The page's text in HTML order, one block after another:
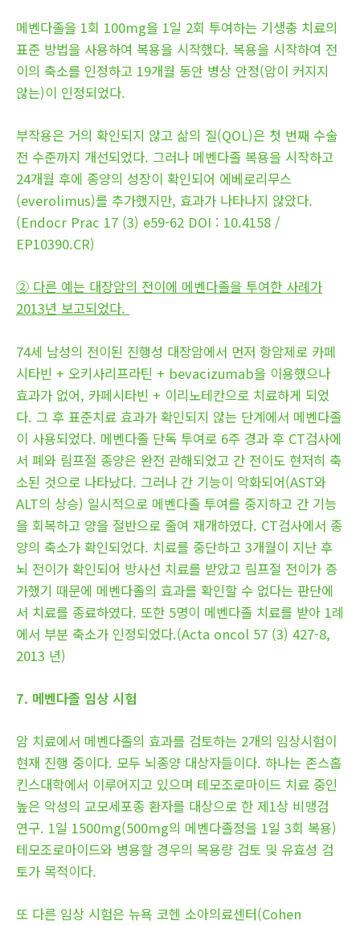
메벤다졸을 1회 100mg을 1일 2회 투여하는 기생충 치료의
표준 방법을 사용하여 복용을 시작했다. 복용을 시작하여 전
이의 축소를 인정하고 19개월 동안 병상 안정(암이 커지지
않는)이 인정되었다.
부작용은 거의 확인되지 않고 삶의 질(QOL)은 첫 번째 수술
전 수준까지 개선되었다. 그러나 메벤다졸 복용을 시작하고
24개월 후에 종양의 성장이 확인되어 에베로리무스
(everolimus)를 추가했지만, 효과가 나타나지 않았다.
(Endocr Prac 17 (3) e59-62 DOI : 10.4158 /
EP10390.CR)
② 다른 예는 대장암의 전이에 메벤다졸을 투여한 사례가
2013년 보고되었다.
74세 남성의 전이된 진행성 대장암에서 먼저 항암제로 카페
시타빈 + 오키사리프라틴 + bevacizumab을 이용했으나
효과가 없어, 카페시타빈 + 이리노테칸으로 치료하게 되었
다. 그 후 표준치료 효과가 확인되지 않는 단계에서 메벤다졸
이 사용되었다. 메벤다졸 단독 투여로 6주 경과 후 CT검사에
서 폐와 림프절 종양은 완전 관해되었고 간 전이도 현저히 축
소된 것으로 나타났다. 그러나 간 기능이 악화되어(AST와
ALT의 상승) 일시적으로 메벤다졸 투여를 중지하고 간 기능
을 회복하고 양을 절반으로 줄여 재개하였다. CT검사에서 종
양의 축소가 확인되었다. 치료를 중단하고 3개월이 지난 후
뇌 전이가 확인되어 방사선 치료를 받았고 림프절 전이가 증
가했기 때문에 메벤다졸의 효과를 확인할 수 없다는 판단에
서 치료를 종료하였다. 또한 5명이 메벤다졸 치료를 받아 1례
에서 부분 축소가 인정되었다.(Acta oncol 57 (3) 427-8,
2013 년)
7. 메벤다졸 임상 시험
암 치료에서 메벤다졸의 효과를 검토하는 2개의 임상시험이
현재 진행 중이다. 모두 뇌종양 대상자들이다. 하나는 존스홉
킨스대학에서 이루어지고 있으며 테모조로마이드 치료 중인
높은 악성의 교모세포종 환자를 대상으로 한 제1상 비맹검
연구. 1일 1500mg(500mg의 메벤다졸정을 1일 3회 복용)
테모조로마이드와 병용할 경우의 복용량 검토 및 유효성 검
토가 목적이다.
또 다른 임상 시험은 뉴욕 코헨 소아의료센터(Cohen